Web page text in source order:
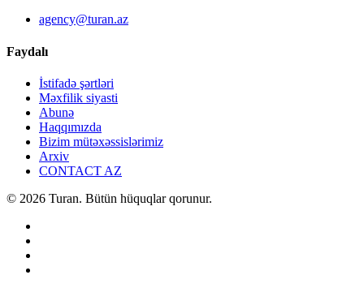
agency@turan.az
Faydalı
İstifadə şərtləri
Məxfilik siyasti
Abunə
Haqqımızda
Bizim mütəxəssislərimiz
Arxiv
CONTACT AZ
© 2026 Turan. Bütün hüquqlar qorunur.